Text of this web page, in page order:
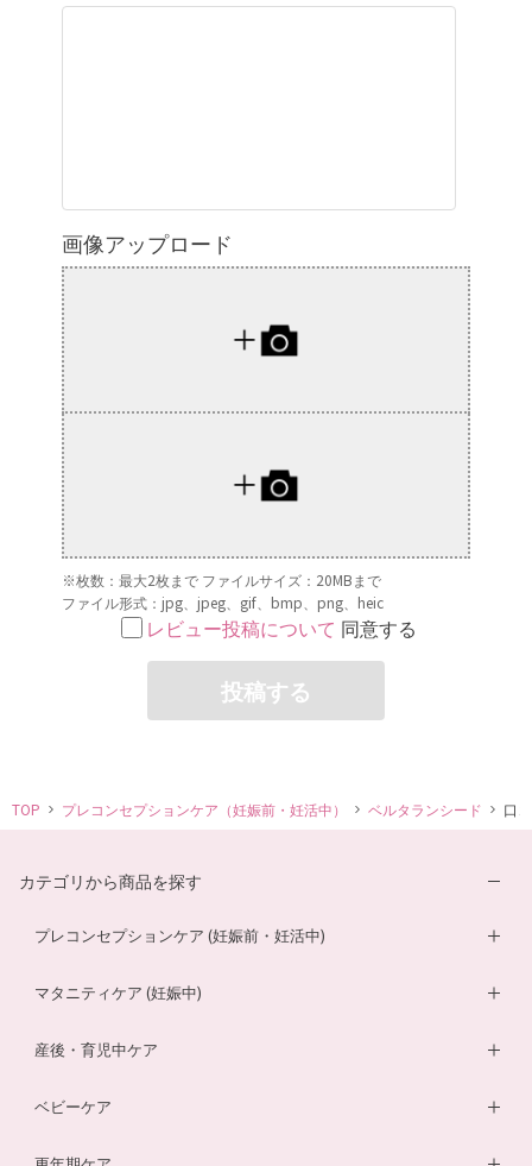
画像アップロード
※枚数：最大2枚まで ファイルサイズ：20MBまで
ファイル形式：jpg、jpeg、gif、bmp、png、heic
レビュー投稿について 同意する
投稿する
TOP プレコンセプションケア（妊娠前・妊活中） ベルタランシード 口
カテゴリから商品を探す
プレコンセプションケア (妊娠前・妊活中)
妊活サプリ
男性妊活サプリ
マタニティケア (妊娠中)
葉酸サプリ
ルイボスティー
産後・育児中ケア
DHA・EPAサプリ
鉄分ラムネ
ベビーケア
ベビーオイル